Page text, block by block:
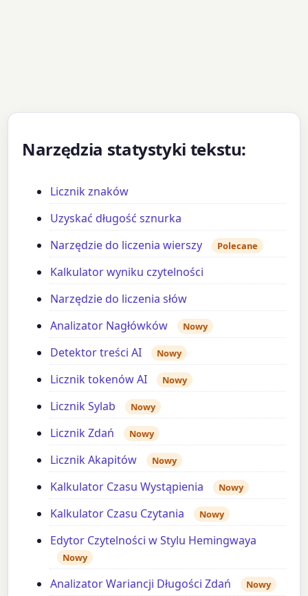
Narzędzia statystyki tekstu:
Licznik znaków
Uzyskać długość sznurka
Narzędzie do liczenia wierszy
Polecane
Kalkulator wyniku czytelności
Narzędzie do liczenia słów
Analizator Nagłówków
Nowy
Detektor treści AI Nowy
Licznik tokenów AI Nowy
Licznik Sylab Nowy
Licznik Zdań Nowy
Licznik Akapitów Nowy
Kalkulator Czasu Wystąpienia Nowy
Kalkulator Czasu Czytania Nowy
Edytor Czytelności w Stylu Hemingwaya
Nowy
Analizator Wariancji Długości Zdań Nowy